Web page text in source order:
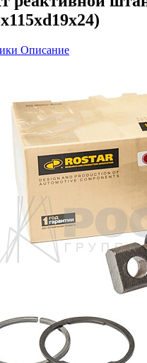
Описание